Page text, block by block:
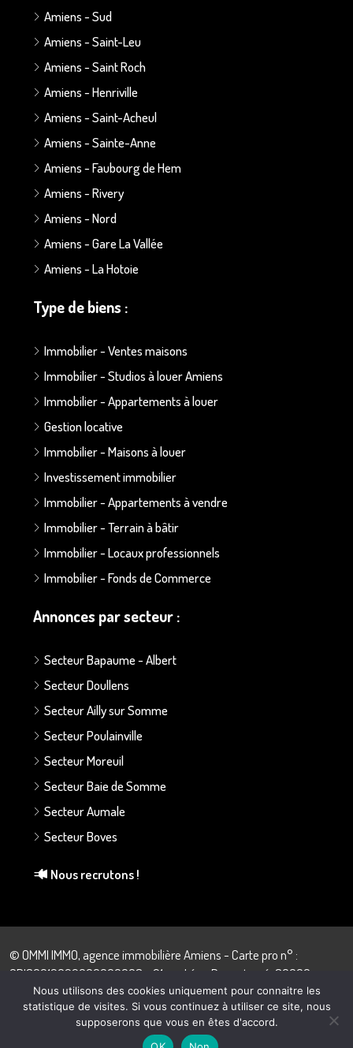
Amiens - Sud
Amiens - Saint-Leu
Amiens - Saint Roch
Amiens - Henriville
Amiens - Saint-Acheul
Amiens - Sainte-Anne
Amiens - Faubourg de Hem
Amiens - Rivery
Amiens - Nord
Amiens - Gare La Vallée
Amiens - La Hotoie
Type de biens :
Immobilier - Ventes maisons
Immobilier - Studios à louer Amiens
Immobilier - Appartements à louer
Gestion locative
Immobilier - Maisons à louer
Investissement immobilier
Immobilier - Appartements à vendre
Immobilier - Terrain à bâtir
Immobilier - Locaux professionnels
Immobilier - Fonds de Commerce
Annonces par secteur :
Secteur Bapaume - Albert
Secteur Doullens
Secteur Ailly sur Somme
Secteur Poulainville
Secteur Moreuil
Secteur Baie de Somme
Secteur Aumale
Secteur Boves
Nous recrutons !
© OMMI IMMO, agence immobilière Amiens - Carte pro n° :
CPI80012022000000008 - 21 rue Léon Dupontreué, 80000
Amiens - 03.22.43.57.28
Nous utilisons des cookies uniquement pour connaitre les
statistique de visites. Si vous continuez à utiliser ce site, nous
supposerons que vous en êtes d'accord.